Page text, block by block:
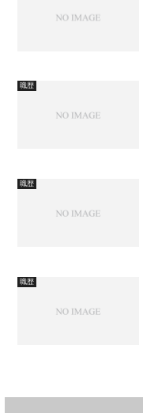
職歴
職歴
職歴